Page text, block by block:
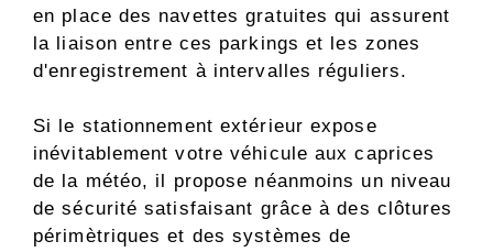
en place des navettes gratuites qui assurent
la liaison entre ces parkings et les zones
d'enregistrement à intervalles réguliers.
Si le stationnement extérieur expose
inévitablement votre véhicule aux caprices
de la météo, il propose néanmoins un niveau
de sécurité satisfaisant grâce à des clôtures
périmètriques et des systèmes de